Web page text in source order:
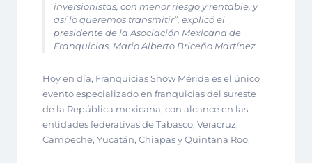
inversionistas, con menor riesgo y rentable, y
así lo queremos transmitir”, explicó el
presidente de la Asociación Mexicana de
Franquicias, Mario Alberto Briceño Martínez.
Hoy en día, Franquicias Show Mérida es el único
evento especializado en franquicias del sureste
de la República mexicana, con alcance en las
entidades federativas de Tabasco, Veracruz,
Campeche, Yucatán, Chiapas y Quintana Roo.